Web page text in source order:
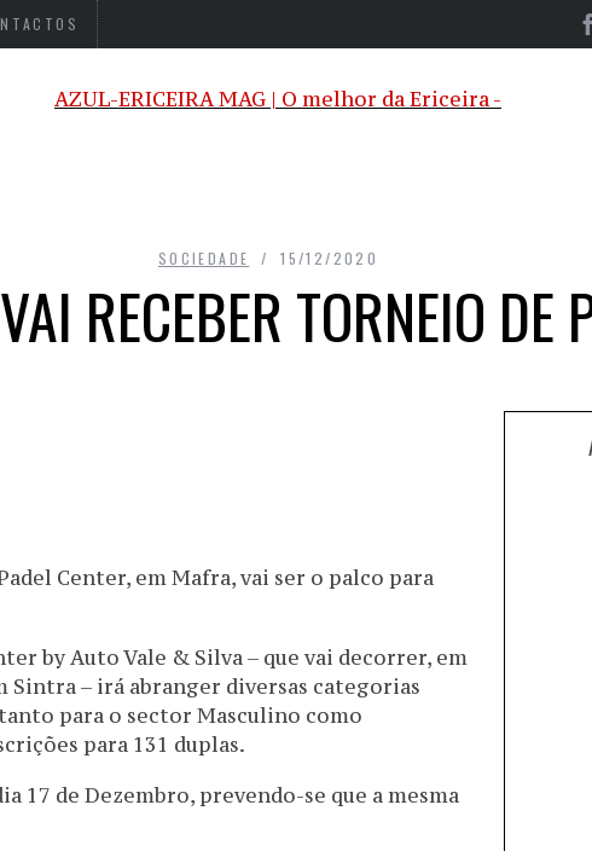
SOCIEDADE 15/12/2020
RECEBER TORNEIO DE
Center, em Mafra, vai ser o palco para
by Auto Vale & Silva – que vai decorrer, em
Sintra – irá abranger diversas categorias
para o sector Masculino como
para 131 duplas.
17 de Dezembro, prevendo-se que a mesma